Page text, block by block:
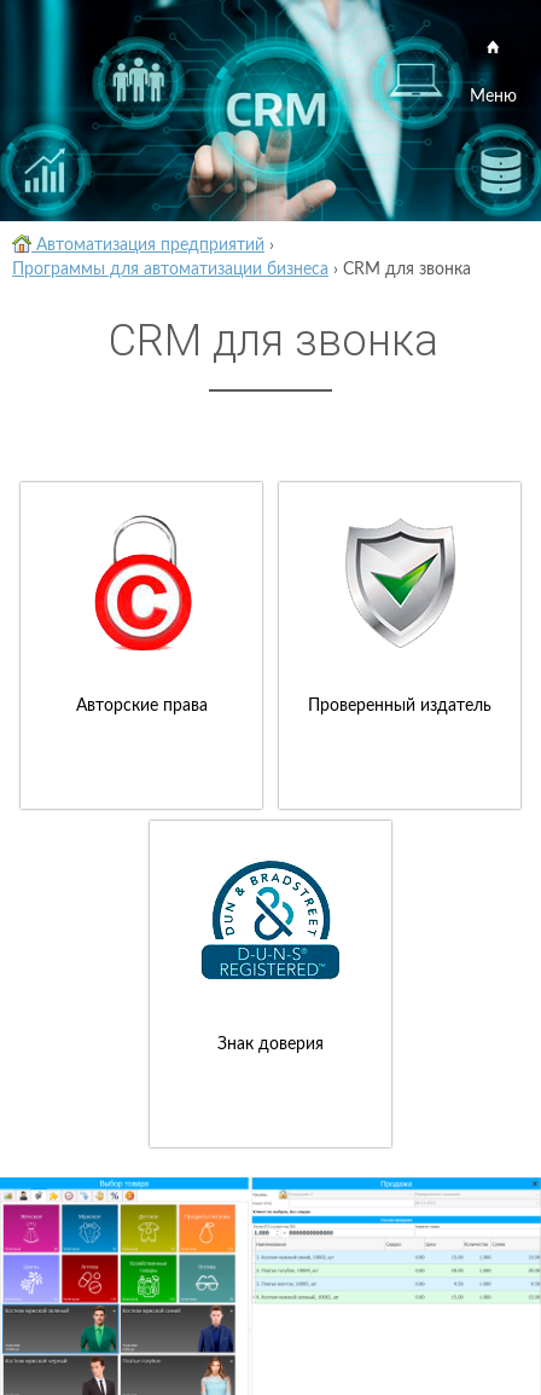
Меню
Автоматизация предприятий ›
Программы для автоматизации бизнеса › CRM для звонка
CRM для звонка
Авторские права Проверенный издатель
Знак доверия